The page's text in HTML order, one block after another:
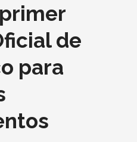
de
para